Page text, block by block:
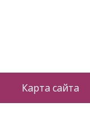
Карта сайта